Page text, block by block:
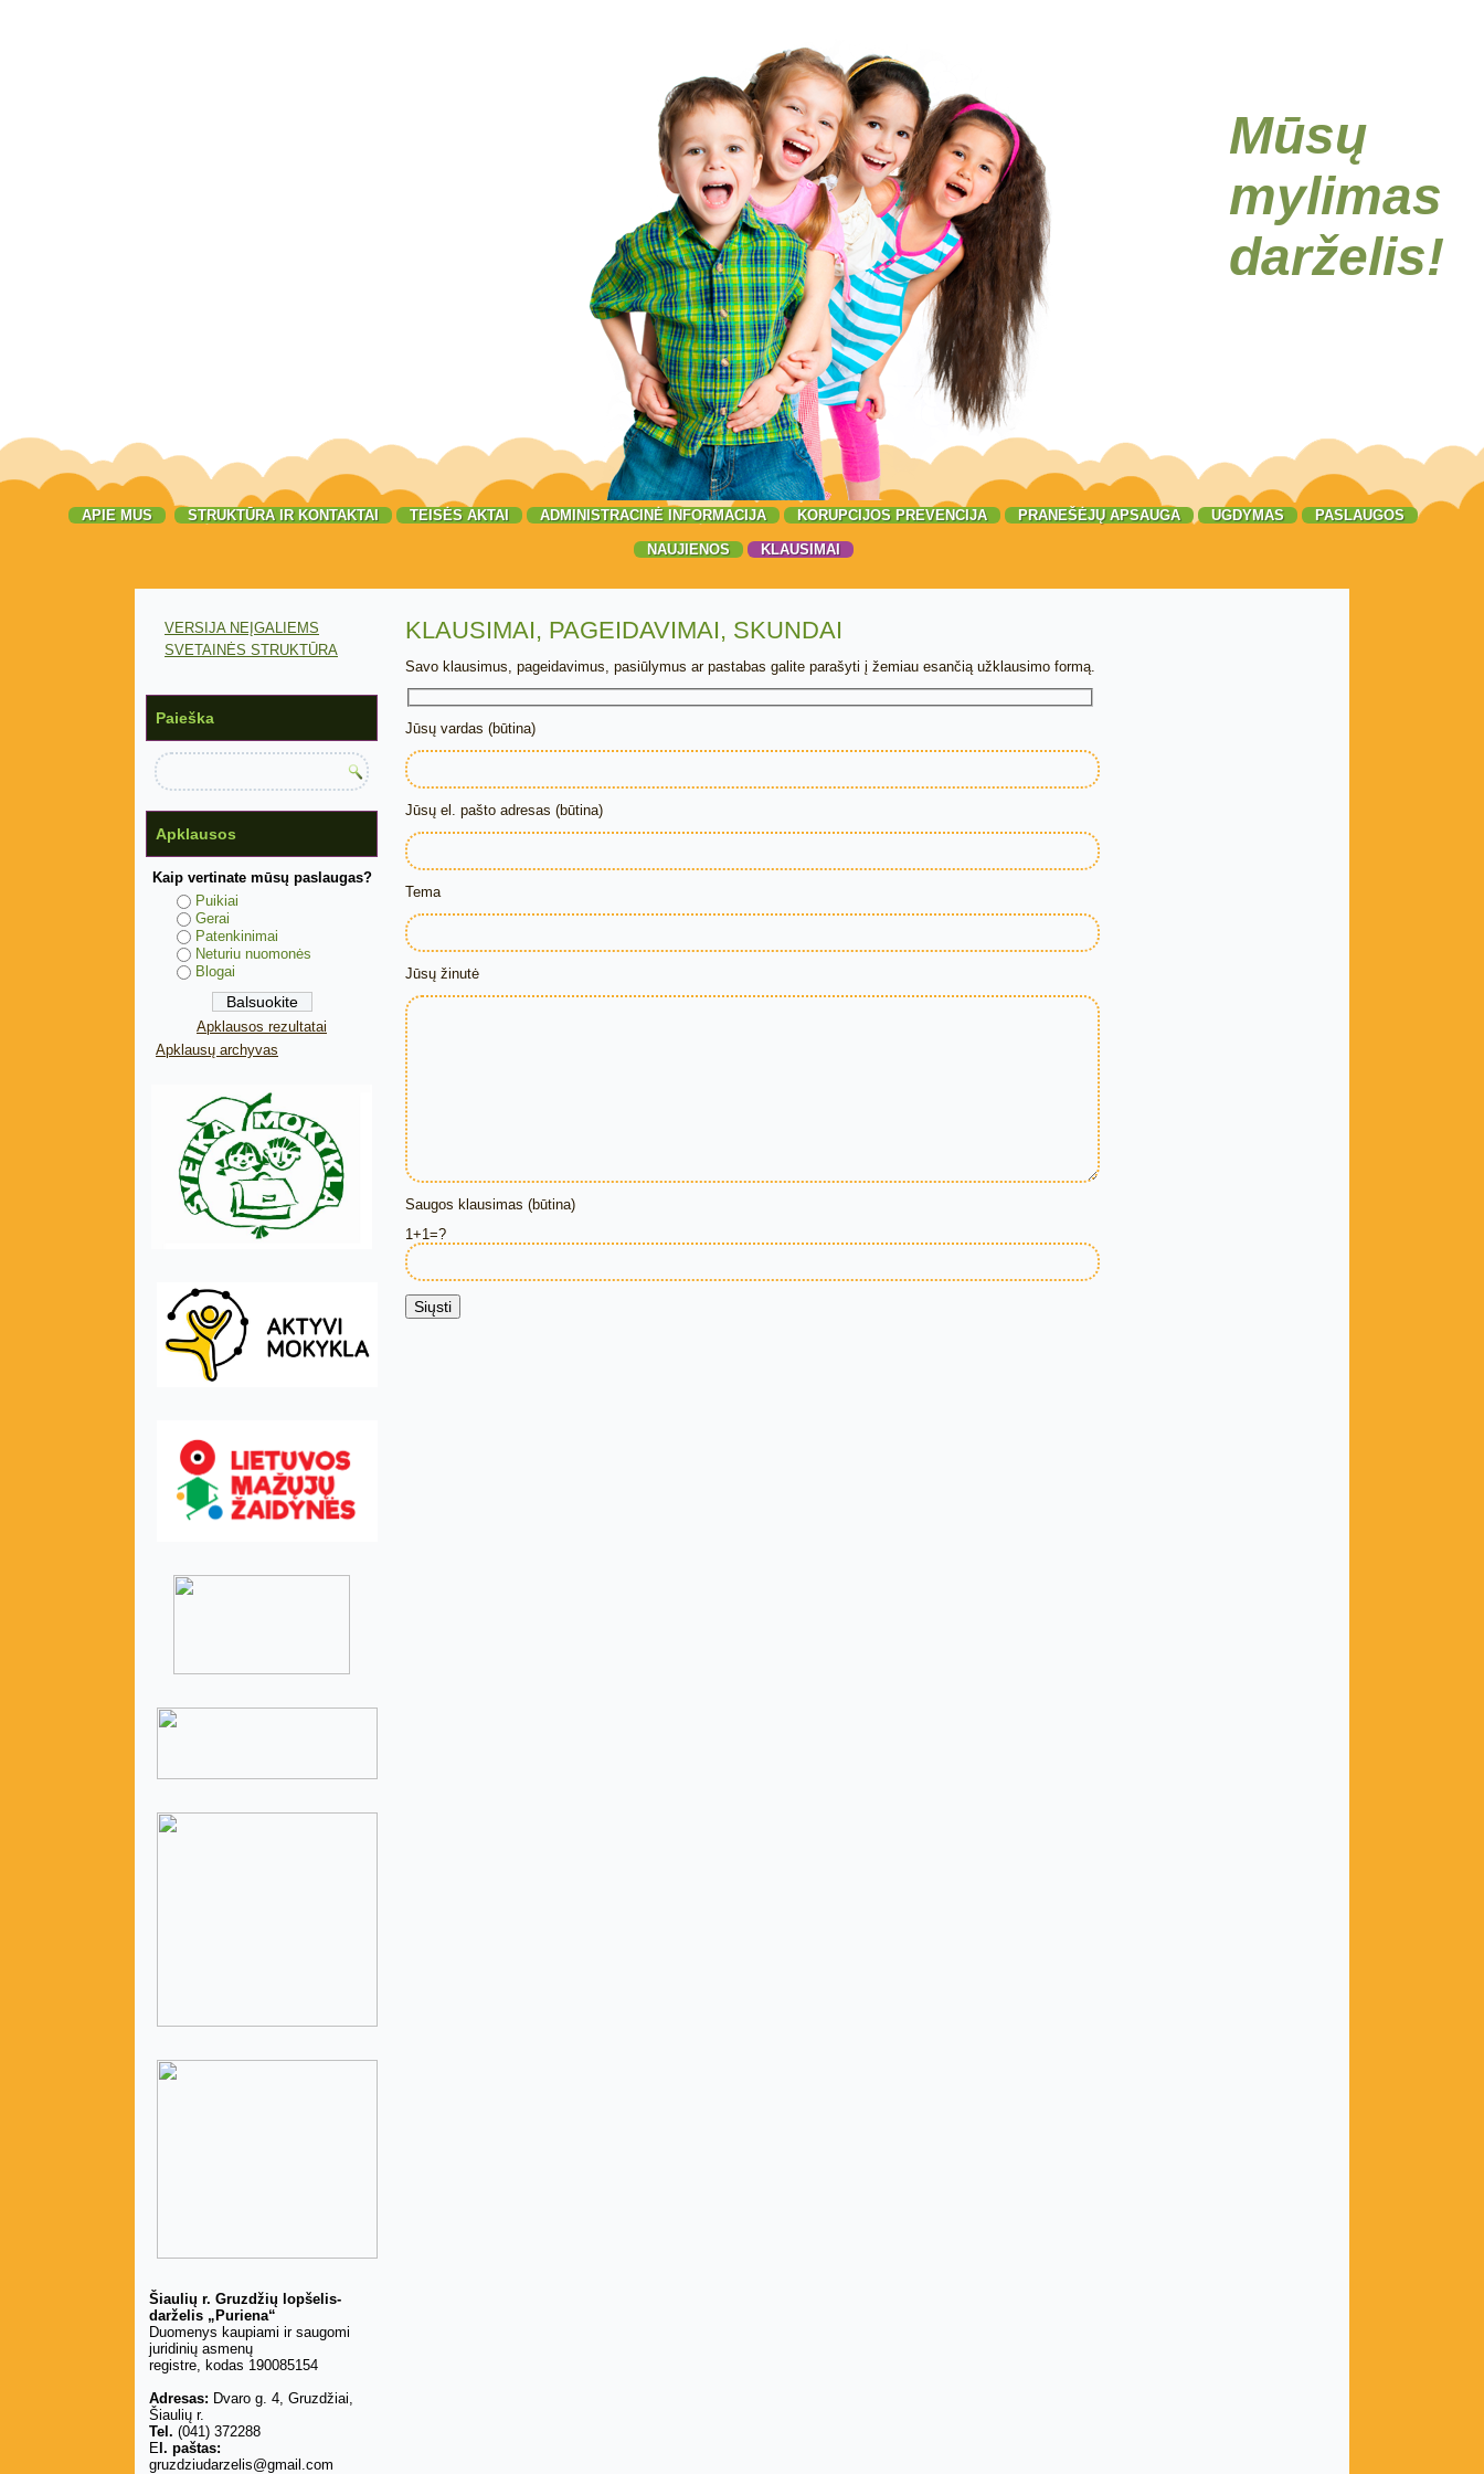
Mūsų
mylimas
darželis!
APIE MUS STRUKTŪRA IR KONTAKTAI TEISĖS AKTAI ADMINISTRACINĖ INFORMACIJA KORUPCIJOS PREVENCIJA PRANEŠĖJŲ APSAUGA UGDYMAS PASLAUGOS
NAUJIENOS KLAUSIMAI
VERSIJA NEĮGALIEMS
SVETAINĖS STRUKTŪRA
Paieška
Apklausos
Kaip vertinate mūsų paslaugas?
Puikiai
Gerai
Patenkinimai
Neturiu nuomonės
Blogai
Apklausos rezultatai
Apklausų archyvas
Šiaulių r. Gruzdžių lopšelis-
darželis „Puriena“
Duomenys kaupiami ir saugomi
juridinių asmenų
registre, kodas 190085154
Adresas: Dvaro g. 4, Gruzdžiai,
Šiaulių r.
Tel. (041) 372288
E l. paštas:
gruzdziudarzelis@gmail.com
KLAUSIMAI, PAGEIDAVIMAI, SKUNDAI
Savo klausimus, pageidavimus, pasiūlymus ar pastabas galite parašyti į žemiau esančią užklausimo formą.
Jūsų vardas (būtina)
Jūsų el. pašto adresas (būtina)
Tema
Jūsų žinutė
Saugos klausimas (būtina)
1+1=?